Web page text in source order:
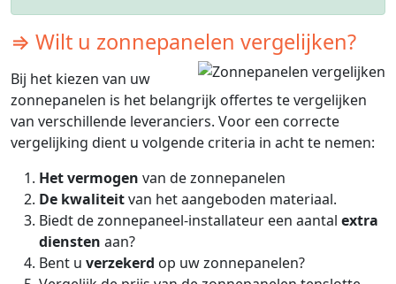
⇒ Wilt u zonnepanelen vergelijken?
Bij het kiezen van uw
zonnepanelen is het belangrijk offertes te vergelijken
van verschillende leveranciers. Voor een correcte
vergelijking dient u volgende criteria in acht te nemen:
Het vermogen van de zonnepanelen
De kwaliteitvan het aangeboden materiaal.
Biedt de zonnepaneel-installateur een aantal extra
diensten aan?
Bent u verzekerd op uw zonnepanelen?